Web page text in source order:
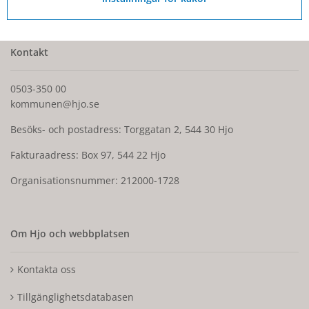
Kontakt
0503-350 00
kommunen@hjo.se
Besöks- och postadress: Torggatan 2, 544 30 Hjo
Fakturaadress: Box 97, 544 22 Hjo
Organisationsnummer: 212000-1728
Om Hjo och webbplatsen
Kontakta oss
Tillgänglighetsdatabasen